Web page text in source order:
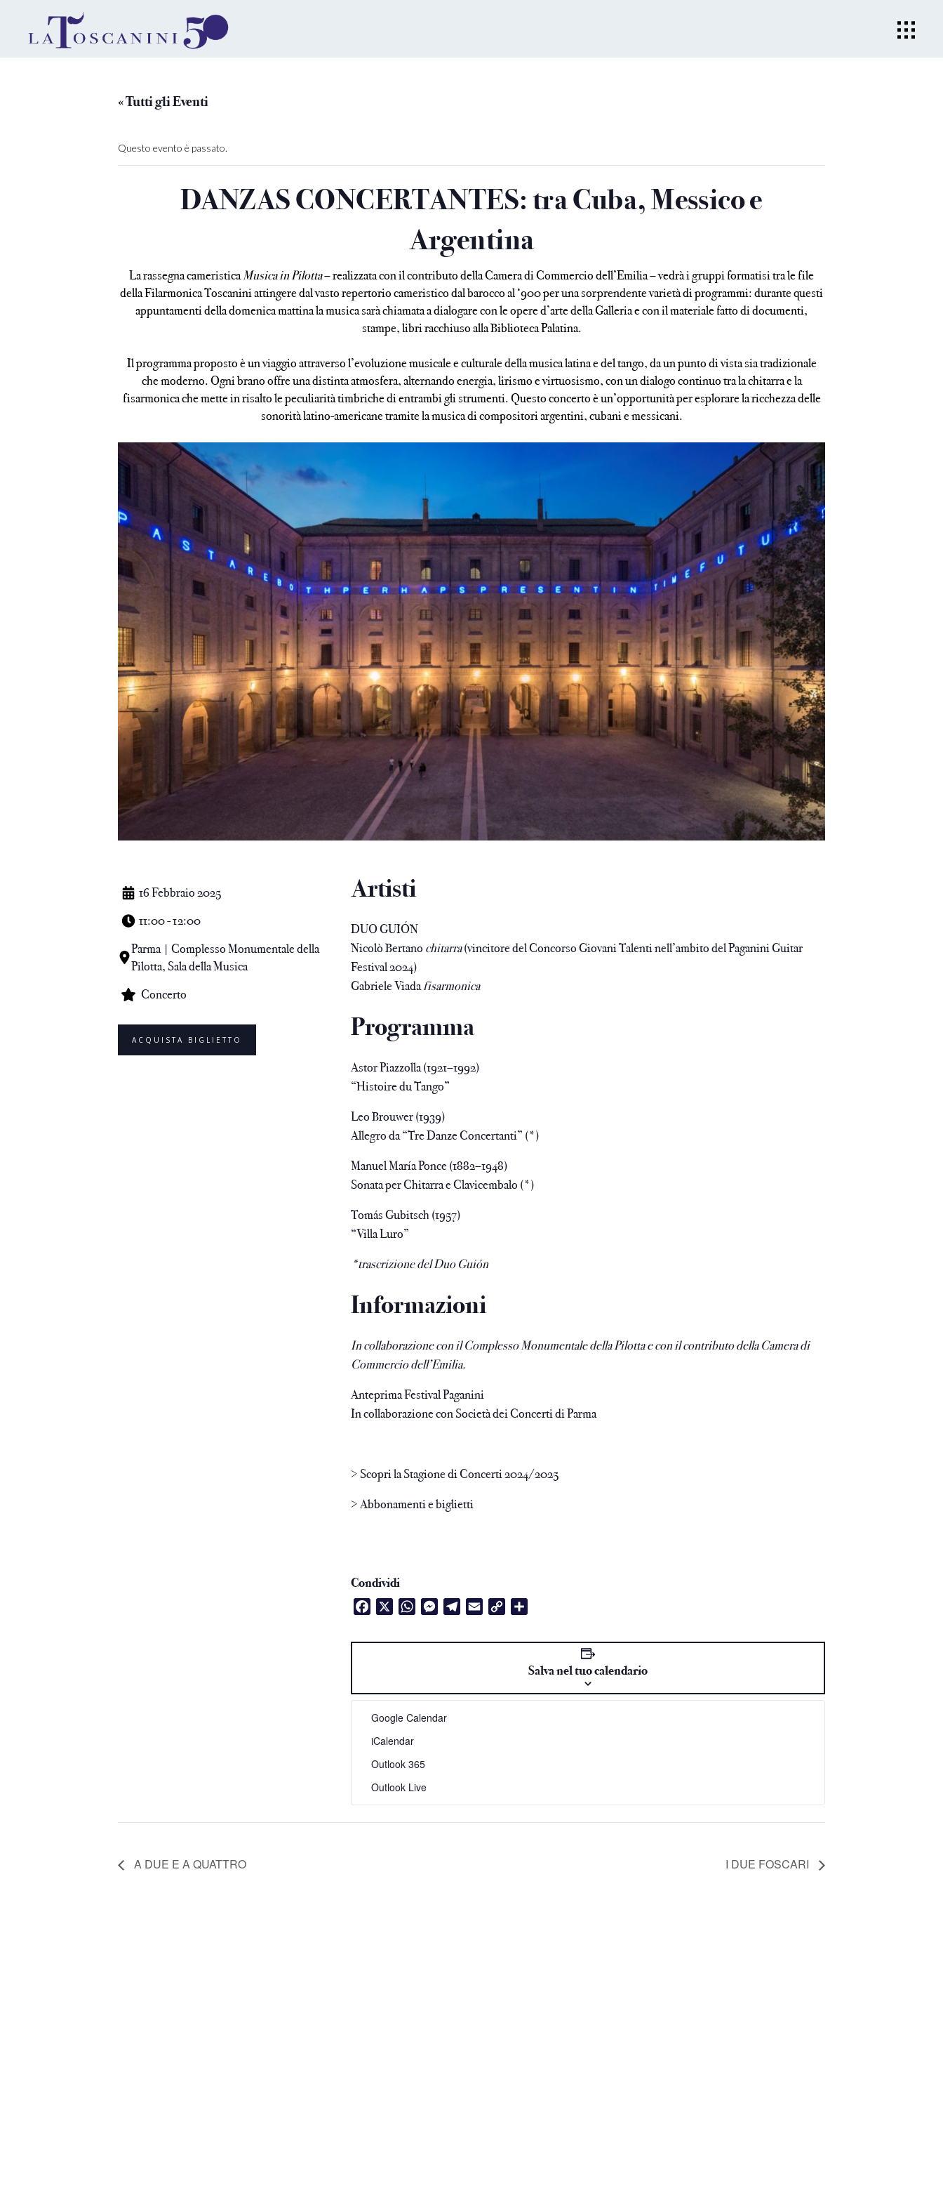
« Tutti gli Eventi
Questo evento è passato.
DANZAS CONCERTANTES: tra Cuba, Messico e
Argentina
La rassegna cameristicaMusica in Pilotta– realizzata con il contributo della Camera di Commercio dell’Emilia – vedrà i gruppi formatisi tra le file
della Filarmonica Toscanini attingere dal vasto repertorio cameristico dal barocco al ‘900 per una sorprendente varietà di programmi: durante questi
appuntamenti della domenica mattina la musica sarà chiamata a dialogare con le opere d’arte della Galleria e con il materiale fatto di documenti,
stampe, libri racchiuso alla Biblioteca Palatina.
Il programma proposto è un viaggio attraverso l’evoluzione musicale e culturale della musica latina e del tango, da un punto di vista sia tradizionale
che moderno. Ogni brano offre una distinta atmosfera, alternando energia, lirismo e virtuosismo, con un dialogo continuo tra la chitarra e la
fisarmonica che mette in risalto le peculiarità timbriche di entrambi gli strumenti. Questo concerto è un’opportunità per esplorare la ricchezza delle
sonorità latino-americane tramite la musica di compositori argentini, cubani e messicani.
16 Febbraio 2025
11:00 - 12:00
Parma | Complesso Monumentale della
Pilotta, Sala della Musica
Concerto
ACQUISTA BIGLIETTO
Artisti
DUO GUIÓN
Nicolò Bertano chitarra(vincitore del Concorso Giovani Talenti nell’ambito del Paganini Guitar
Festival 2024)
Gabriele Viadafisarmonica
Programma
Astor Piazzolla (1921–1992)
“Histoire du Tango”
Leo Brouwer (1939)
Allegro da “Tre Danze Concertanti” (*)
Manuel María Ponce (1882–1948)
Sonata per Chitarra e Clavicembalo (*)
Tomás Gubitsch (1957)
“Villa Luro”
*trascrizione del Duo Guión
Informazioni
In collaborazione con il Complesso Monumentale della Pilotta e con il contributo della Camera di
Commercio dell’Emilia.
Anteprima Festival Paganini
In collaborazione con Società dei Concerti di Parma
> Scopri la Stagione di Concerti 2024/2025
> Abbonamenti e biglietti
Condividi
Facebook
X WhatsAppMessenger
Telegram
Email
Copy
Salva nel tuo calendario
Google Calendar
iCalendar
Outlook 365
Outlook Live
A DUE E A QUATTRO I DUE FOSCARI